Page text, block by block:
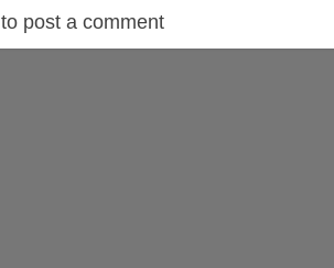
to post a comment